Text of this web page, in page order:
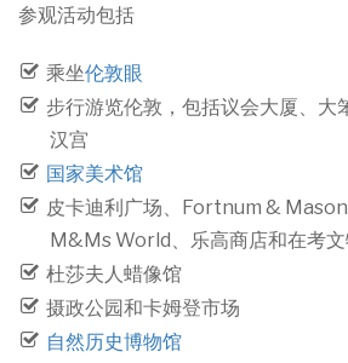
参观活动包括
乘坐伦敦眼
步行游览伦敦，包括议会大厦、大
汉宫
国家美术馆
皮卡迪利广场、Fortnum & Mason
M&Ms World、乐高商店和在考
杜莎夫人蜡像馆
摄政公园和卡姆登市场
自然历史博物馆